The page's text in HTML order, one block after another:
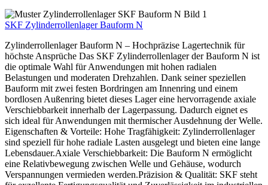
SKF Zylinderrollenlager Bauform N
Zylinderrollenlager Bauform N – Hochpräzise Lagertechnik für
höchste Ansprüche Das SKF Zylinderrollenlager der Bauform N ist
die optimale Wahl für Anwendungen mit hohen radialen
Belastungen und moderaten Drehzahlen. Dank seiner speziellen
Bauform mit zwei festen Bordringen am Innenring und einem
bordlosen Außenring bietet dieses Lager eine hervorragende axiale
Verschiebbarkeit innerhalb der Lagerpassung. Dadurch eignet es
sich ideal für Anwendungen mit thermischer Ausdehnung der Welle.
Eigenschaften & Vorteile: Hohe Tragfähigkeit: Zylinderrollenlager
sind speziell für hohe radiale Lasten ausgelegt und bieten eine lange
Lebensdauer.Axiale Verschiebbarkeit: Die Bauform N ermöglicht
eine Relativbewegung zwischen Welle und Gehäuse, wodurch
Verspannungen vermieden werden.Präzision & Qualität: SKF steht